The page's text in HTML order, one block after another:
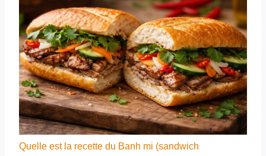
Quelle est la recette du Banh mi (sandwich